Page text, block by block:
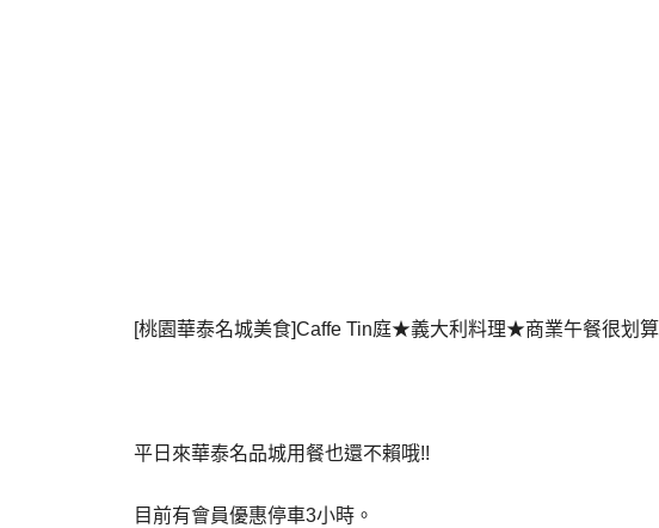
[桃園華泰名城美食]Caffe Tin庭★義大利料理★商業午餐很划
平日來華泰名品城用餐也還不賴哦!!
目前有會員優惠停車3小時。